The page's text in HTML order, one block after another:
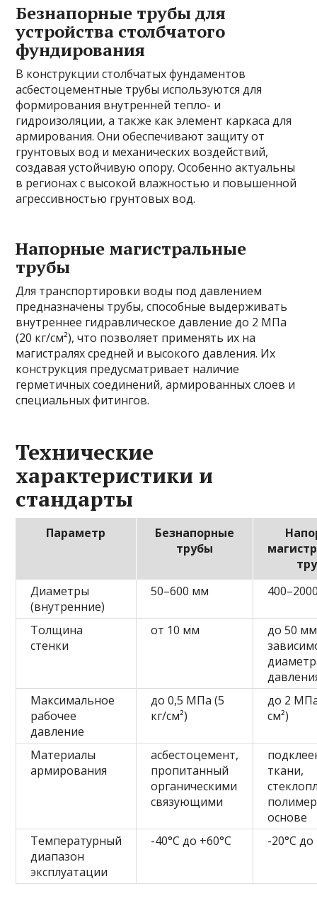
Безнапорные трубы для
устройства столбчатого
фундирования
В конструкции столбчатых фундаментов
асбестоцементные трубы используются для
формирования внутренней тепло- и
гидроизоляции, а также как элемент каркаса для
армирования. Они обеспечивают защиту от
грунтовых вод и механических воздействий,
создавая устойчивую опору. Особенно актуальны
в регионах с высокой влажностью и повышенной
агрессивностью грунтовых вод.
Напорные магистральные
трубы
Для транспортировки воды под давлением
предназначены трубы, способные выдерживать
внутреннее гидравлическое давление до 2 МПа
(20 кг/см²), что позволяет применять их на
магистралях средней и высокого давления. Их
конструкция предусматривает наличие
герметичных соединений, армированных слоев и
специальных фитингов.
Технические
характеристики и
стандарты
Параметр
Безнапорные
трубы
Диаметры
(внутренние)
50–600 мм
Толщина
стенки
от 10 мм
до 50
Максимальное
рабочее
давление
до 0,5 МПа (5
кг/см²)
до 2
см²)
Материалы
армирования
асбестоцемент,
пропитанный
органическими
связующими
ткани,
основе
Температурный
диапазон
эксплуатации
-40°C до +60°C -20°C до